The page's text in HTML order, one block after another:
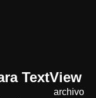
TextView